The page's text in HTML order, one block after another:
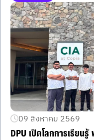
09 สิงหาคม 2569
DPU เปิดโลกการเรียน